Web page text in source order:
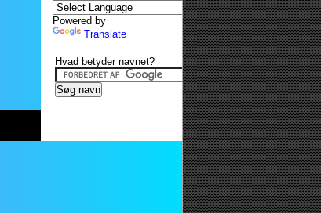
Powered by
Translate
Hvad betyder navnet?